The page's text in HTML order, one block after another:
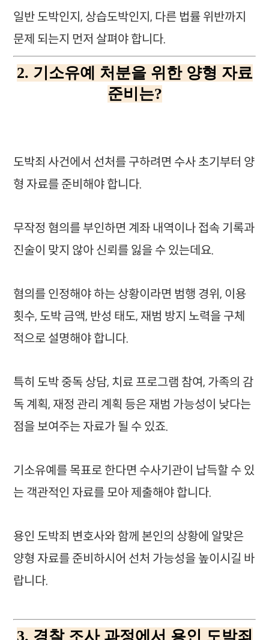
일반 도박인지, 상습도박인지, 다른 법률 위반까지
문제 되는지 먼저 살펴야 합니다.
2. 기소유예 처분을 위한 양형 자료
준비는?
도박죄 사건에서 선처를 구하려면 수사 초기부터 양
형 자료를 준비해야 합니다.
무작정 혐의를 부인하면 계좌 내역이나 접속 기록과
진술이 맞지 않아 신뢰를 잃을 수 있는데요.
혐의를 인정해야 하는 상황이라면 범행 경위, 이용
횟수, 도박 금액, 반성 태도, 재범 방지 노력을 구체
적으로 설명해야 합니다.
특히 도박 중독 상담, 치료 프로그램 참여, 가족의 감
독 계획, 재정 관리 계획 등은 재범 가능성이 낮다는
점을 보여주는 자료가 될 수 있죠.
기소유예를 목표로 한다면 수사기관이 납득할 수 있
는 객관적인 자료를 모아 제출해야 합니다.
용인 도박죄 변호사와 함께 본인의 상황에 알맞은
양형 자료를 준비하시어 선처 가능성을 높이시길 바
랍니다.
3. 경찰 조사 과정에서 용인 도박죄